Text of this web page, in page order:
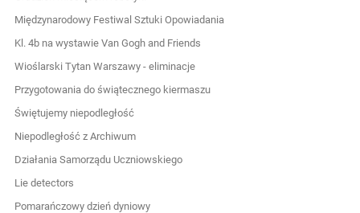
Międzynarodowy Festiwal Sztuki Opowiadania
Kl. 4b na wystawie Van Gogh and Friends
Wioślarski Tytan Warszawy - eliminacje
Przygotowania do świątecznego kiermaszu
Świętujemy niepodległość
Niepodległość z Archiwum
Działania Samorządu Uczniowskiego
Lie detectors
Pomarańczowy dzień dyniowy